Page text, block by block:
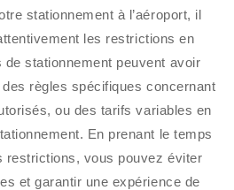
stationnement à l’aéroport, il
les restrictions en
stationnement peuvent avoir
règles spécifiques concernant
ou des tarifs variables en
En prenant le temps
restrictions, vous pouvez éviter
et garantir une expérience de